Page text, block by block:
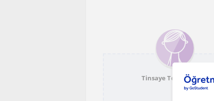
Tinsaye Tesfaye Yimer